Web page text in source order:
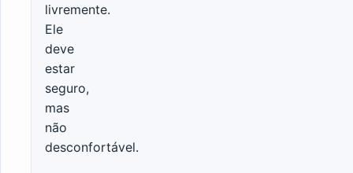
livremente.
Ele
deve
estar
seguro,
mas
não
desconfortável.